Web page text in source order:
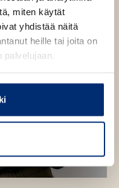
miten käytät
yhdistää näitä
heille tai joita on
palvelujaan.